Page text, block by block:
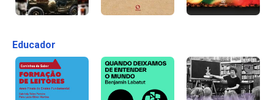
Educador